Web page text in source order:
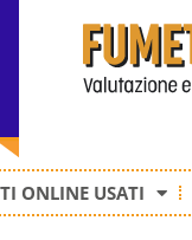
ONLINE USATI